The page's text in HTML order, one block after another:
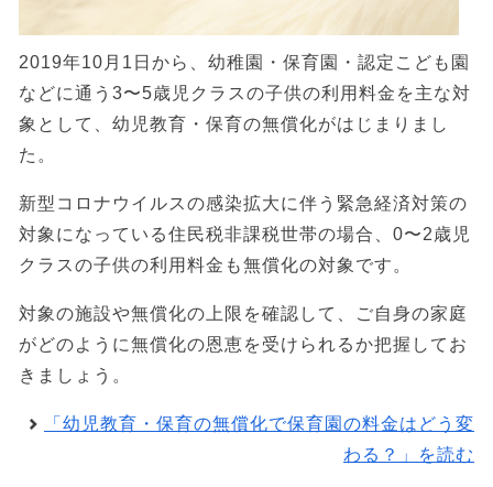
2019年10月1日から、幼稚園・保育園・認定こども園
などに通う3〜5歳児クラスの子供の利用料金を主な対
象として、幼児教育・保育の無償化がはじまりまし
た。
新型コロナウイルスの感染拡大に伴う緊急経済対策の
対象になっている住民税非課税世帯の場合、0〜2歳児
クラスの子供の利用料金も無償化の対象です。
対象の施設や無償化の上限を確認して、ご自身の家庭
がどのように無償化の恩恵を受けられるか把握してお
きましょう。
「幼児教育・保育の無償化で保育園の料金はどう変
わる？」を読む